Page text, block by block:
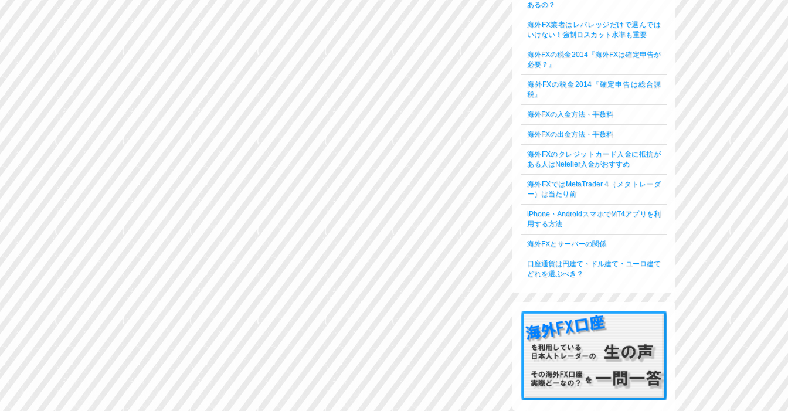
あるの？
海外FX業者はレバレッジだけで選んでは
いけない！強制ロスカット水準も重要
海外FXの税金2014『海外FXは確定申告が
必要？』
海外FXの税金2014『確定申告は総合課
税』
海外FXの入金方法・手数料
海外FXの出金方法・手数料
海外FXのクレジットカード入金に抵抗が
ある人はNeteller入金がおすすめ
海外FXではMetaTrader 4（メタトレーダ
ー）は当たり前
iPhone・AndroidスマホでMT4アプリを利
用する方法
海外FXとサーバーの関係
口座通貨は円建て・ドル建て・ユーロ建て
どれを選ぶべき？